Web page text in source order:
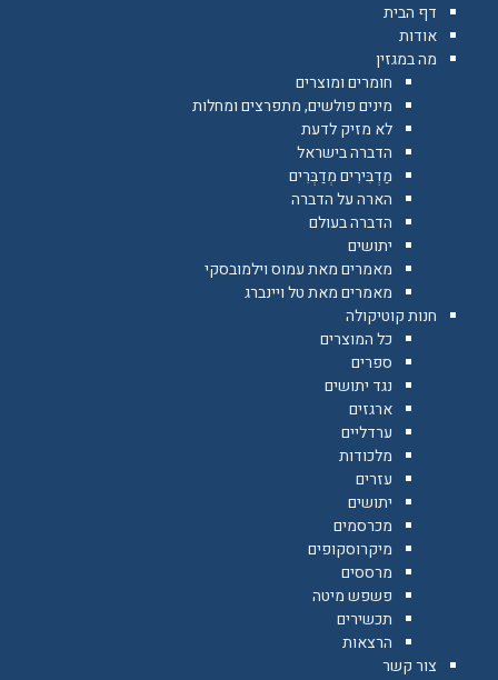
דף הבית
אודות
מה במגזין
חומרים ומוצרים
מינים פולשים, מתפרצים ומחלות
לא מזיק לדעת
הדברה בישראל
מַדְבִּירִים מְדַבְּרִים
הארה על הדברה
הדברה בעולם
יתושים
מאמרים מאת עמוס וילמובסקי
מאמרים מאת טל ויינברג
חנות קוטיקולה
כל המוצרים
ספרים
נגד יתושים
ארגזים
ערדליים
מלכודות
עזרים
יתושים
מכרסמים
מיקרוסקופים
מרססים
פשפש מיטה
תכשירים
הרצאות
צור קשר